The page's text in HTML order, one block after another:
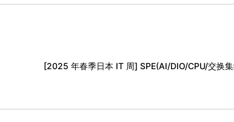
[2025 年春季日本 IT 周] SPE(AI/DIO/CPU/交换